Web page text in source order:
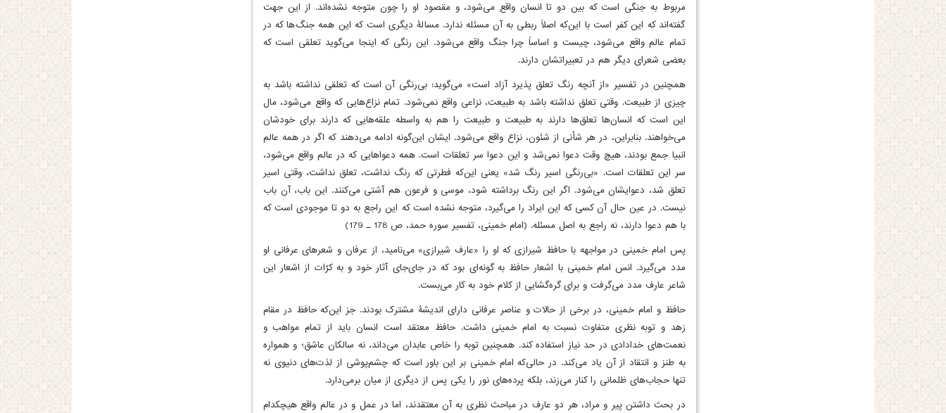
مربوط به جنگی است که بین دو تا انسان واقع می‌شود، و مقصود او را چون متوجه نشده‌اند. از این جهت
گفته‌اند که این کفر است با این‌که اصلاً ربطی به آن مسئله ندارد. مسالۀ دیگری است که این همه جنگ‌ها که در
تمام عالم واقع می‌شود، چیست و اساساً چرا جنگ واقع می‌شود. این رنگی که اینجا می‌گوید تعلقی است که
بعضی شعرای دیگر هم در تعبیراتشان دارند.
همچنین در تفسیر «از آنچه رنگ تعلق پذیرد آزاد است» می‌گوید: بی‌رنگی آن است که تعلقی نداشته باشد به
چیزی از طبیعت. وقتی تعلق نداشته باشد به طبیعت، نزاعی واقع نمی‌شود. تمام نزاع‌هایی که واقع می‌شود، مال
این است که انسان‌ها تعلق‌ها دارند به طبیعت و طبیعت را هم به واسطه علقه‌هایی که دارند برای خودشان
می‌خواهند. بنابراین، در هر شأنی از شئون، نزاع واقع می‌شود. ایشان این‌گونه ادامه می‌دهند که اگر در همه عالم
انبیا جمع بودند، هیچ وقت دعوا نمی‌شد و این دعوا سر تعلقات است. همه دعواهایی که در عالم واقع می‌شود،
سر این تعلقات است. «بی‌رنگی اسیر رنگ شد» یعنی این‌که فطرتی که رنگ نداشت، تعلق نداشت، وقتی اسیر
تعلق شد، دعوایشان می‌شود. اگر این رنگ برداشته شود، موسی و فرعون هم آشتی می‌کنند. این باب، آن باب
نیست. در عین حال آن کسی که این ایراد را می‌گیرد، متوجه نشده است که این راجع به دو تا موجودی است که
با هم دعوا دارند، نه راجع به اصل مسئله. (امام خمینی، تفسیر سوره حمد، ص 178 ـ 179)
پس امام خمینی در مواجهه با حافظ شیرازی که او را «عارف شیرازی» می‌نامید، از عرفان و شعرهای عرفانی او
مدد می‌گیرد. انس امام خمینی با اشعار حافظ به گونه‌ای بود که در جای‌جای آثار خود و به کرّات از اشعار این
شاعر عارف مدد می‌گرفت و برای گره‌گشایی از کلام خود به کار می‌بست.
حافظ و امام خمینی، در برخی از حالات و عناصر عرفانی دارای اندیشۀ مشترک بودند. جز این‌که حافظ در مقام
زهد و توبه نظری متفاوت نسبت به امام خمینی داشت. حافظ معتقد است انسان باید از تمام مواهب و
نعمت‌های خدادادی در حد نیاز استفاده کند. همچنین توبه را خاص عابدان می‌داند، نه سالکان عاشق؛ و همواره
به طنز و انتقاد از آن یاد می‌کند. در حالی‌که امام خمینی بر این باور است که چشم‌پوشی از لذت‌های دنیوی نه
تنها حجاب‌های ظلمانی را کنار می‌زند، بلکه پرده‌های نور را یکی پس از دیگری از میان برمی‌دارد.
در بحث داشتن پیر و مراد، هر دو عارف در مباحث نظری به آن معتقدند، اما در عمل و در عالم واقع هیچکدام